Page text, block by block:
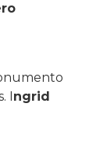
Ingrid